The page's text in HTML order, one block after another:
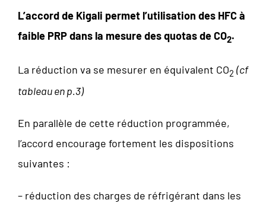
L’accord de Kigali permet l’utilisation des HFC à
faible PRP dans la mesure des quotas de CO2.
La réduction va se mesurer en équivalent CO2 (cf
tableau en p.3)
En parallèle de cette réduction programmée,
l’accord encourage fortement les dispositions
suivantes :
– réduction des charges de réfrigérant dans les